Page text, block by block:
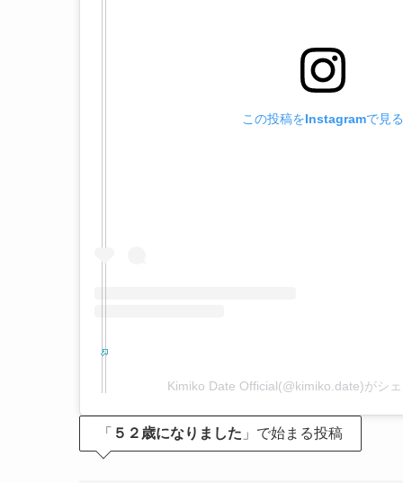
この投稿をInstagramで見る
Kimiko Date Official(@kimiko.date)がシ
「 ５２歳になりました 」で始まる投稿